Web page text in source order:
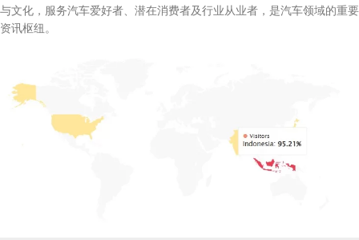
与文化，服务汽车爱好者、潜在消费者及行业从业者，是汽车领域的重要
资讯枢纽。